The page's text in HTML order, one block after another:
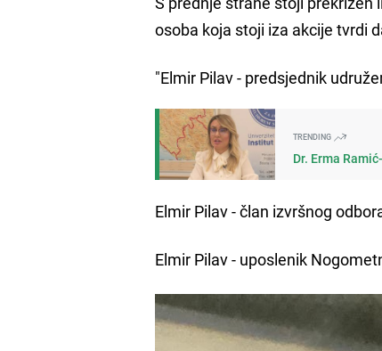
osoba koja stoji iza akcije tvrdi
"Elmir Pilav - predsjednik
TRENDING
Dr. Erma
Elmir Pilav - član izvršnog
Elmir Pilav - uposlenik